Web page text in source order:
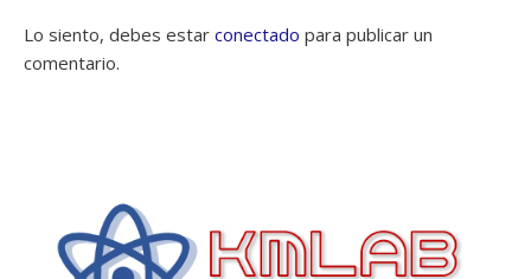
Lo siento, debes estar conectado para publicar un
comentario.